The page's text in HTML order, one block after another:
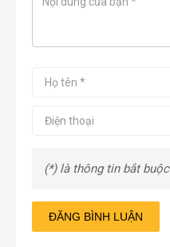
(*) là thông tin bắt buộc
ĐĂNG BÌNH LUẬN